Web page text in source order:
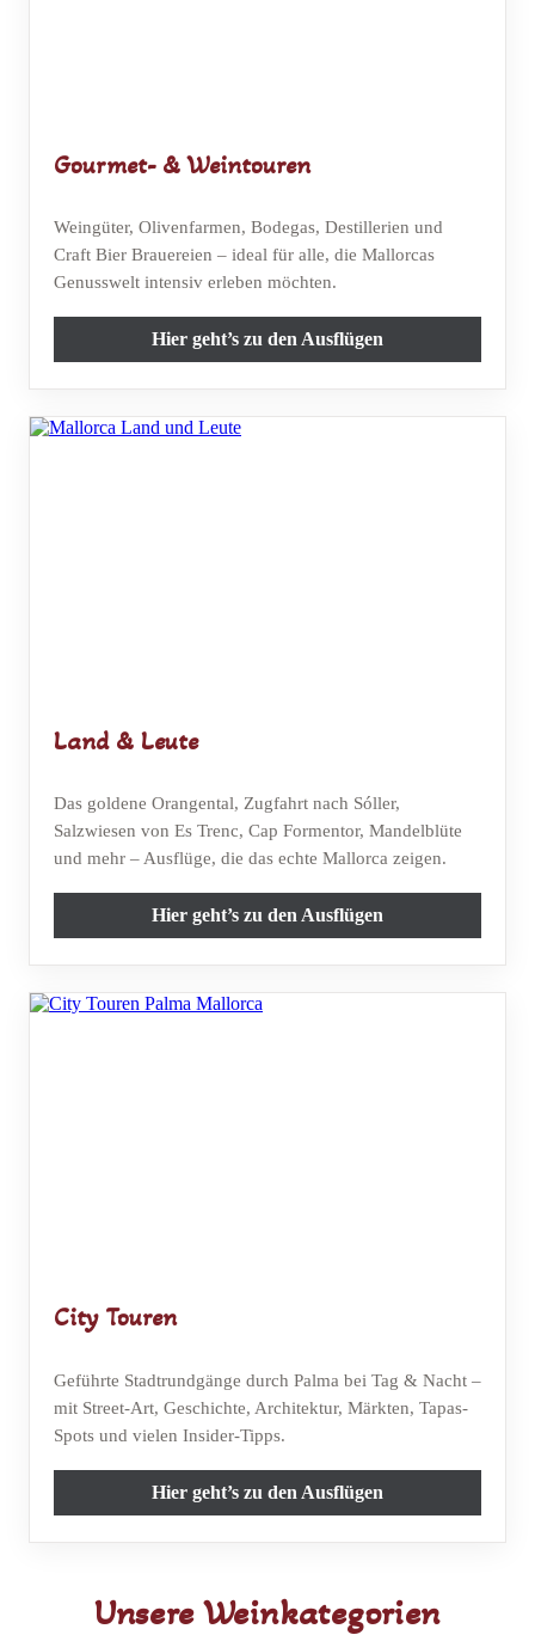
Gourmet- & Weintouren
Weingüter, Olivenfarmen, Bodegas, Destillerien und
Craft Bier Brauereien – ideal für alle, die Mallorcas
Genusswelt intensiv erleben möchten.
Hier geht’s zu den Ausflügen
Land & Leute
Das goldene Orangental, Zugfahrt nach Sóller,
Salzwiesen von Es Trenc, Cap Formentor, Mandelblüte
und mehr – Ausflüge, die das echte Mallorca zeigen.
Hier geht’s zu den Ausflügen
City Touren
Geführte Stadtrundgänge durch Palma bei Tag & Nacht –
mit Street-Art, Geschichte, Architektur, Märkten, Tapas-
Spots und vielen Insider-Tipps.
Hier geht’s zu den Ausflügen
Unsere Weinkategorien